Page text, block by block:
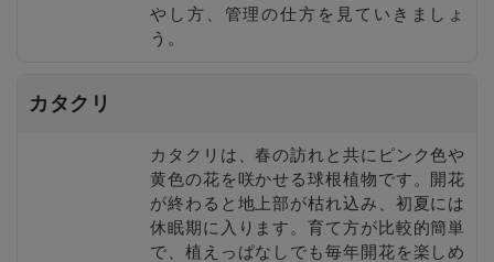
やし方、管理の仕方を見ていきましょ
う。
カタクリ
カタクリは、春の訪れと共にピンク色や
黄色の花を咲かせる球根植物です。開花
が終わると地上部が枯れ込み、初夏には
休眠期に入ります。育て方が比較的簡単
で、植えっぱなしでも毎年開花を楽しめ